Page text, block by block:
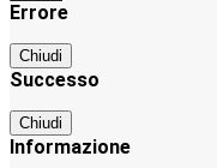
Errore
Chiudi
Successo
Chiudi
Informazione